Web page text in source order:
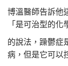
博溫醫師告訴他
「是可治型的
的說法，躁鬱症
病，但是它可以